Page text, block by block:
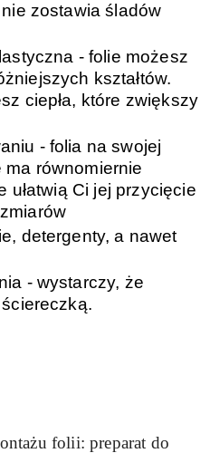
zostawia śladów
- folie możesz
kształtów.
ciepła, które zwiększy
- folia na swojej
równomiernie
ułatwią Ci jej przycięcie
detergenty, a nawet
- wystarczy, że
folii: preparat do